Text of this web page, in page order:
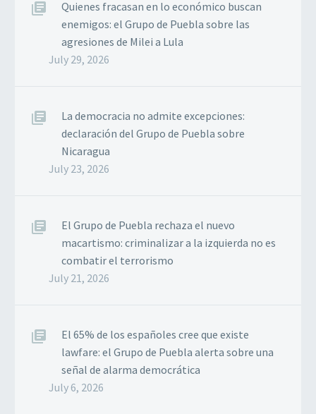
de reemplazar las…
Quienes fracasan en lo económico buscan
enemigos: el Grupo de Puebla sobre las
agresiones de Milei a Lula
July 29, 2026
La democracia no admite excepciones:
declaración del Grupo de Puebla sobre
Nicaragua
July 23, 2026
El Grupo de Puebla rechaza el nuevo
macartismo: criminalizar a la izquierda no es
combatir el terrorismo
July 21, 2026
El 65% de los españoles cree que existe
lawfare: el Grupo de Puebla alerta sobre una
señal de alarma democrática
July 6, 2026